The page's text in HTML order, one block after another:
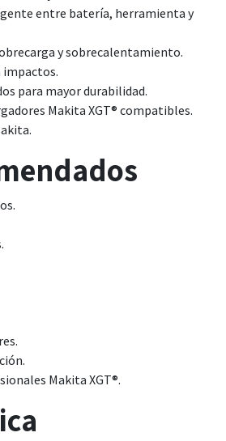
entre batería, herramienta y
y sobrecalentamiento.
impactos.
para mayor durabilidad.
Makita XGT® compatibles.
Makita XGT®.